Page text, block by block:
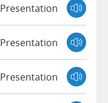
Presentation تُنطق Kimberly
Presentation تُنطق Salli
Presentation تُنطق Joey